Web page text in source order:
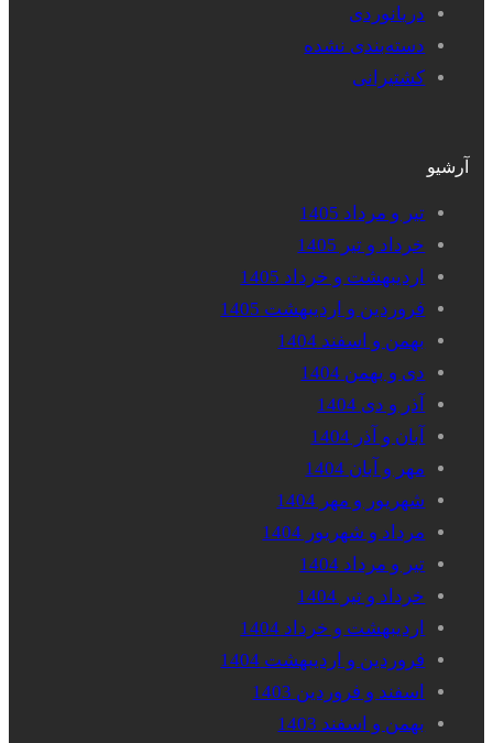
دریانوردی
دسته‌بندی نشده
کشتیرانی
آرشیو
تیر و مرداد 1405
خرداد و تیر 1405
اردیبهشت و خرداد 1405
فروردین و اردیبهشت 1405
بهمن و اسفند 1404
دی و بهمن 1404
آذر و دی 1404
آبان و آذر 1404
مهر و آبان 1404
شهریور و مهر 1404
مرداد و شهریور 1404
تیر و مرداد 1404
خرداد و تیر 1404
اردیبهشت و خرداد 1404
فروردین و اردیبهشت 1404
اسفند و فروردین 1403
بهمن و اسفند 1403